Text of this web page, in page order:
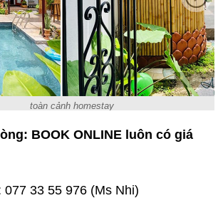
toàn cảnh homestay
BOOK ONLINE luôn có giá
077 33 55 976 (Ms Nhi)